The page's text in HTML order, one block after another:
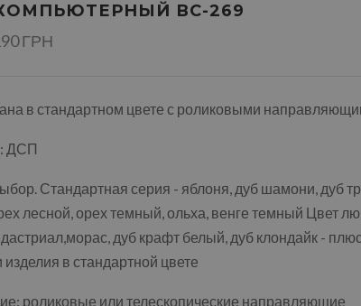
ВС-269
ГРН
в стандартном цвете с роликовыми
ДСП
Стандартная серия - яблоня, дуб шамони, дуб
лесной, орех темный, ольха, венге темный Цвет
дуб крафт белый, дуб клондайк -
изделия в стандартной цвете
роликовые или телескопические направляющие